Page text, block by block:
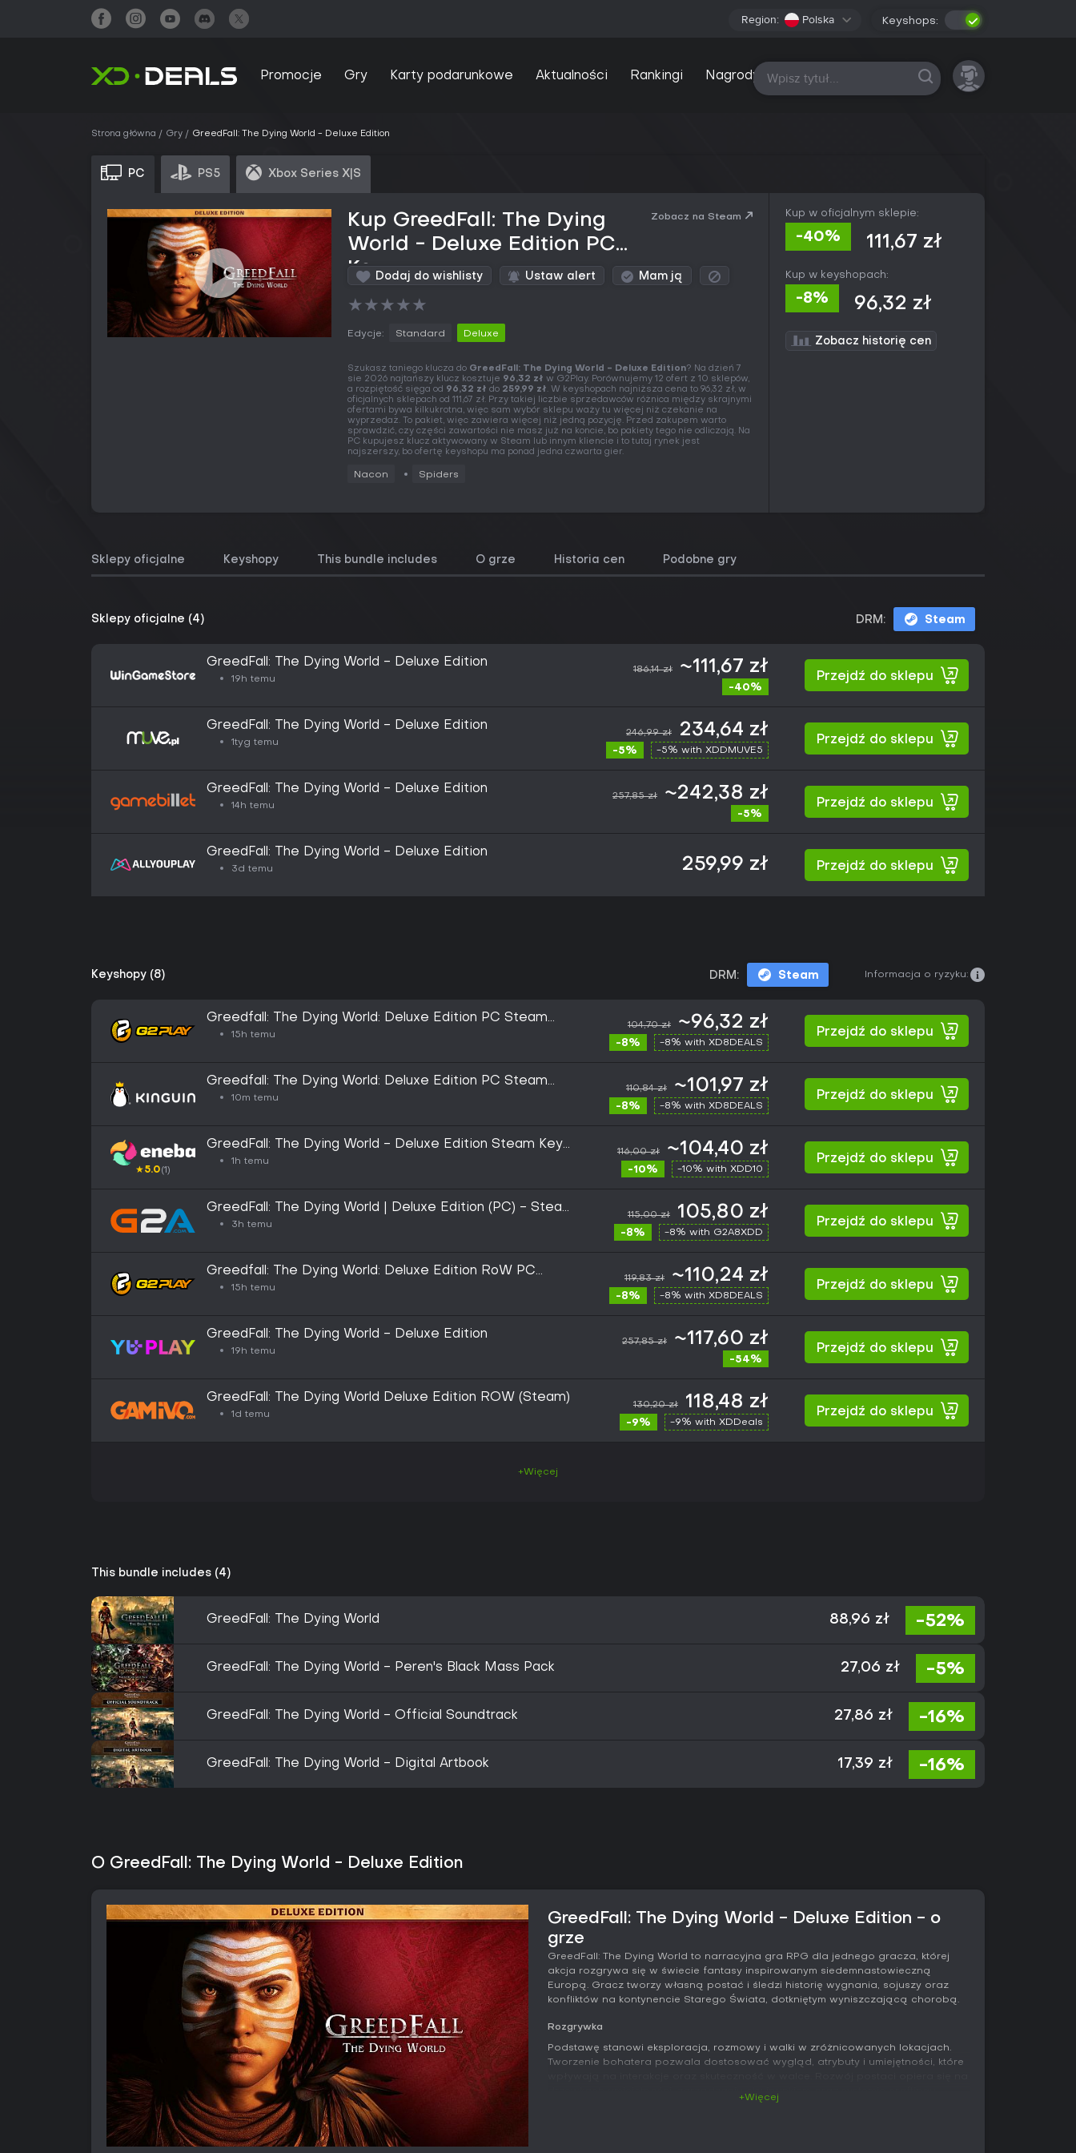
Region: Polska Keyshops:
Promocje Gry Karty podarunkowe Aktualności Rankingi Nagrody Wszystkie platformy
Strona główna Gry GreedFall: The Dying World - Deluxe Edition
PC PS5 Xbox Series X|S
Kup GreedFall: The Dying
World - Deluxe Edition PC
Key
Zobacz na Steam
Dodaj do wishlisty Ustaw alert Mam ją
★★★★★
Edycje: Standard Deluxe
Szukasz taniego klucza do GreedFall: The Dying World - Deluxe Edition? Na dzień 7
sie 2026 najtańszy klucz kosztuje 96,32 zł w G2Play. Porównujemy 12 ofert z 10 sklepów,
a rozpiętość sięga od 96,32 zł do 259,99 zł. W keyshopach najniższa cena to 96,32 zł, w
oficjalnych sklepach od 111,67 zł. Przy takiej liczbie sprzedawców różnica między skrajnymi
ofertami bywa kilkukrotna, więc sam wybór sklepu waży tu więcej niż czekanie na
wyprzedaż. To pakiet, więc zawiera więcej niż jedną pozycję. Przed zakupem warto
sprawdzić, czy części zawartości nie masz już na koncie, bo pakiety tego nie odliczają. Na
PC kupujesz klucz aktywowany w Steam lub innym kliencie i to tutaj rynek jest
najszerszy, bo ofertę keyshopu ma ponad jedna czwarta gier.
Nacon Spiders
Kup w oficjalnym sklepie:
-40% 111,67 zł
Kup w keyshopach:
-8% 96,32 zł
Zobacz historię cen
Sklepy oficjalne Keyshopy This bundle includes O grze Historia cen Podobne gry
Sklepy oficjalne (4) DRM: Steam
GreedFall: The Dying World - Deluxe Edition
19h temu
186,14 zł ~111,67 zł
-40%
Przejdź do sklepu
GreedFall: The Dying World - Deluxe Edition
1tyg temu
246,99 zł 234,64 zł
-5% -5% with XDDMUVE5
Przejdź do sklepu
GreedFall: The Dying World - Deluxe Edition
14h temu
257,85 zł ~242,38 zł
-5%
Przejdź do sklepu
GreedFall: The Dying World - Deluxe Edition
3d temu 259,99 zł Przejdź do sklepu
Keyshopy (8) DRM: Steam Informacja o ryzyku:
Greedfall: The Dying World: Deluxe Edition PC Steam
CD Key
15h temu
104,70 zł ~96,32 zł
-8% -8% with XD8DEALS
Przejdź do sklepu
Greedfall: The Dying World: Deluxe Edition PC Steam
CD Key
10m temu
110,84 zł ~101,97 zł
-8% -8% with XD8DEALS
Przejdź do sklepu
★5.0(1)
GreedFall: The Dying World - Deluxe Edition Steam Key
(PC) GLOBAL
1h temu
116,00 zł ~104,40 zł
-10% -10% with XDD10
Przejdź do sklepu
GreedFall: The Dying World | Deluxe Edition (PC) - Steam
Key - GLOBAL
3h temu
115,00 zł 105,80 zł
-8% -8% with G2A8XDD
Przejdź do sklepu
Greedfall: The Dying World: Deluxe Edition RoW PC
Steam CD Key
15h temu
119,83 zł ~110,24 zł
-8% -8% with XD8DEALS
Przejdź do sklepu
GreedFall: The Dying World - Deluxe Edition
19h temu
257,85 zł ~117,60 zł
-54%
Przejdź do sklepu
GreedFall: The Dying World Deluxe Edition ROW (Steam)
1d temu
130,20 zł 118,48 zł
-9% -9% with XDDeals
Przejdź do sklepu
+Więcej
This bundle includes (4)
GreedFall: The Dying World 88,96 zł -52%
GreedFall: The Dying World - Peren's Black Mass Pack 27,06 zł -5%
GreedFall: The Dying World - Official Soundtrack 27,86 zł -16%
GreedFall: The Dying World - Digital Artbook 17,39 zł -16%
O GreedFall: The Dying World - Deluxe Edition
GreedFall: The Dying World - Deluxe Edition - o
grze
GreedFall: The Dying World to narracyjna gra RPG dla jednego gracza, której
akcja rozgrywa się w świecie fantasy inspirowanym siedemnastowieczną
Europą. Gracz tworzy własną postać i śledzi historię wygnania, sojuszy oraz
konfliktów na kontynencie Starego Świata, dotkniętym wyniszczającą chorobą.
Rozgrywka
Podstawę stanowi eksploracja, rozmowy i walki w zróżnicowanych lokacjach.
Tworzenie bohatera pozwala dostosować wygląd, atrybuty i umiejętności, które
+Więcej